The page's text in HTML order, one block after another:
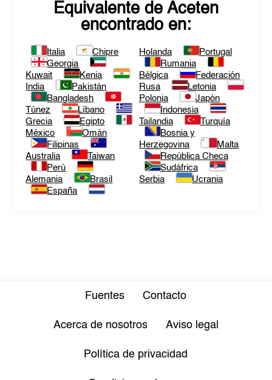
Equivalente de Aceten
encontrado en:
Italia
Chipre
Georgia
Kuwait
Kenia
India
Pakistán
Bangladesh
Túnez
Líbano
Grecia
Egipto
México
Omán
Filipinas
Australia
Taiwan
Perú
Alemania
Brasil
España
Holanda
Portugal
Rumania
Bélgica
Federación
Rusa
Letonia
Polonia
Japón
Indonesia
Tailandia
Turquía
Bosnia y
Herzegovina
Malta
República Checa
Sudáfrica
Serbia
Ucrania
Fuentes Contacto
Acerca de nosotros Aviso legal
Política de privacidad